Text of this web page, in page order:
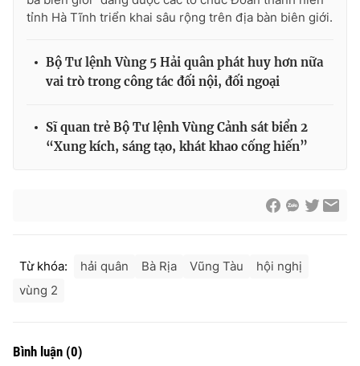
® Cấm sao chép dưới mọi hình thức nếu không có sự chấp
thuận bằng văn bản. Ghi rõ nguồn VTV.vn khi phát hành lại
tỉnh Hà Tĩnh triển khai sâu rộng trên địa bàn biên giới.
Bộ Tư lệnh Vùng 5 Hải quân phát huy hơn nữa
vai trò trong công tác đối nội, đối ngoại
Sĩ quan trẻ Bộ Tư lệnh Vùng Cảnh sát biển 2
“Xung kích, sáng tạo, khát khao cống hiến”
Từ khóa: hải quân Bà Rịa Vũng Tàu
hội nghị
vùng 2
Bình luận (0)